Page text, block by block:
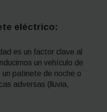
eléctrico:
es un factor clave al
un vehículo de
patinete de noche o
adversas (lluvia,